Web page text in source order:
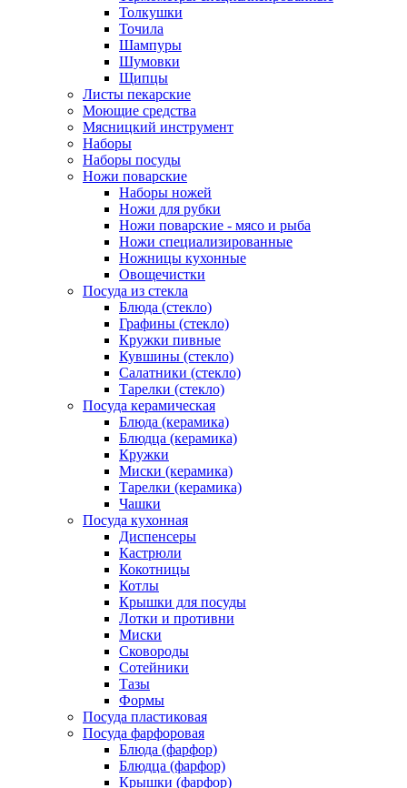
Толкушки
Точила
Шампуры
Шумовки
Щипцы
Листы пекарские
Моющие средства
Мясницкий инструмент
Наборы
Наборы посуды
Ножи поварские
Наборы ножей
Ножи для рубки
Ножи поварские - мясо и рыба
Ножи специализированные
Ножницы кухонные
Овощечистки
Посуда из стекла
Блюда (стекло)
Графины (стекло)
Кружки пивные
Кувшины (стекло)
Салатники (стекло)
Тарелки (стекло)
Посуда керамическая
Блюда (керамика)
Блюдца (керамика)
Кружки
Миски (керамика)
Тарелки (керамика)
Чашки
Посуда кухонная
Диспенсеры
Кастрюли
Кокотницы
Котлы
Крышки для посуды
Лотки и противни
Миски
Сковороды
Сотейники
Тазы
Формы
Посуда пластиковая
Посуда фарфоровая
Блюда (фарфор)
Блюдца (фарфор)
Крышки (фарфор)